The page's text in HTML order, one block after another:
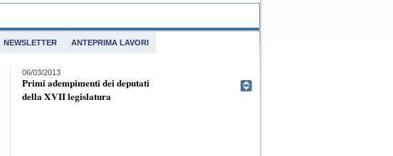
06/03/2013
Primi adempimenti dei deputati
della XVII legislatura
ANTEPRIMA LAVORI
NEWSLETTER